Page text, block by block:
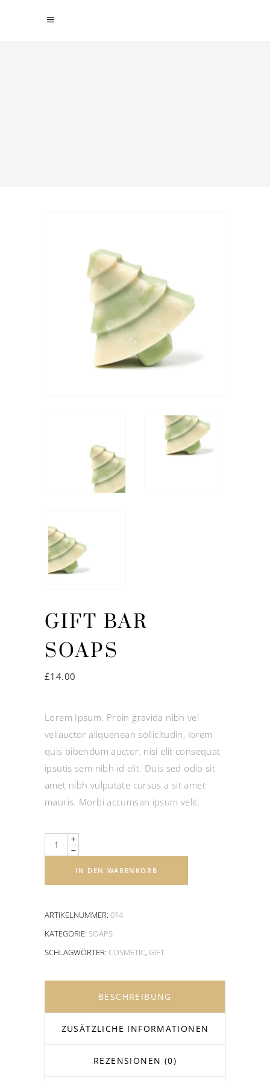
GIFT BAR
SOAPS
£14.00
Lorem Ipsum. Proin gravida nibh vel
veliauctor aliquenean sollicitudin, lorem
quis bibendum auctor, nisi elit consequat
ipsutis sem nibh id elit. Duis sed odio sit
amet nibh vulputate cursus a sit amet
mauris. Morbi accumsan ipsum velit.
Quantity
IN DEN WARENKORB
ARTIKELNUMMER: 014
KATEGORIE: SOAPS
SCHLAGWÖRTER: COSMETIC, GIFT
BESCHREIBUNG
ZUSÄTZLICHE INFORMATIONEN
REZENSIONEN (0)